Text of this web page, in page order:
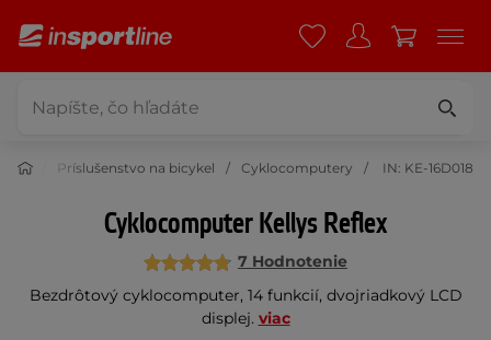
Príslušenstvo na bicykel Cyklocomputery IN: KE-16D018
Cyklocomputer Kellys Reflex
7 Hodnotenie
Bezdrôtový cyklocomputer, 14 funkcií, dvojriadkový LCD
displej. viac